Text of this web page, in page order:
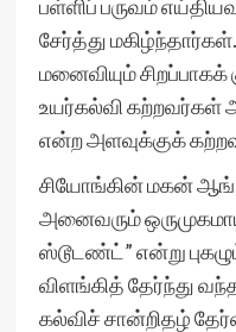
பள்ளிப் பருவம்
சேர்த்து
மனைவியும் சிறப்பாகக்
உயர்கல்வி கற்றவர்கள்
என்ற அளவுக்குக்
சியோங்கின் மகன் ஆங்;
அனைவரும்
ஸ்டூடண்ட்” என்று
விளங்கித் தேர்ந்து
கல்விச் சான்றிதழ்